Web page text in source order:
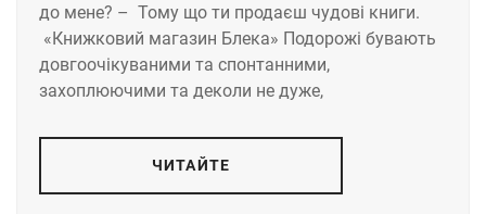
до мене? – Тому що ти продаєш чудові книги.
«Книжковий магазин Блека» Подорожі бувають
довгоочікуваними та спонтанними,
захоплюючими та деколи не дуже,
ЧИТАЙТЕ